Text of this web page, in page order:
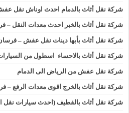
شركة نقل أثاث بالدمام احدث اوناش نقل
شركة نقل أثاث بالخبر احدث معدات النقل –
شركة نقل أثاث بأبها دينات نقل عفش – فرسان
شركة نقل أثاث بالاحساء اسطول من
شركة نقل عفش من الرياض الى الدمام
شركة نقل أثاث بالخرج اقوى معدات الرفع –
شركة نقل أثاث بالقطيف (احدث سيارات نقل